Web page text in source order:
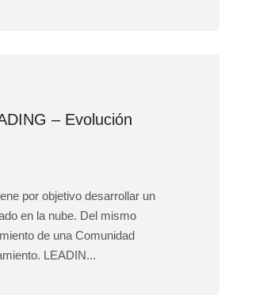
– Evolución
por objetivo desarrollar un
en la nube. Del mismo
de una Comunidad
LEADIN...